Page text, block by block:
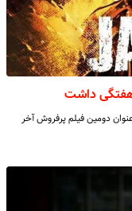
با فروش ۶۲ میلیون دلاری عنوان دومین فیلم پرفروش آخر